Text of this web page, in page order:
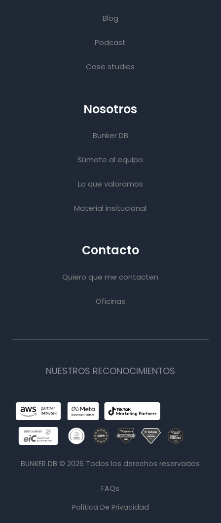
Blog
Podcast
Case studies
Nosotros
Bunker DB
Súmate al equipo
Lo que valoramos
Material insitucional
Contacto
Quiero que me contacten
Oficinas
NUESTROS RECONOCIMIENTOS
BUNKER DB ©2026 Todos los derechos reservados
FAQs
Política De Privacidad